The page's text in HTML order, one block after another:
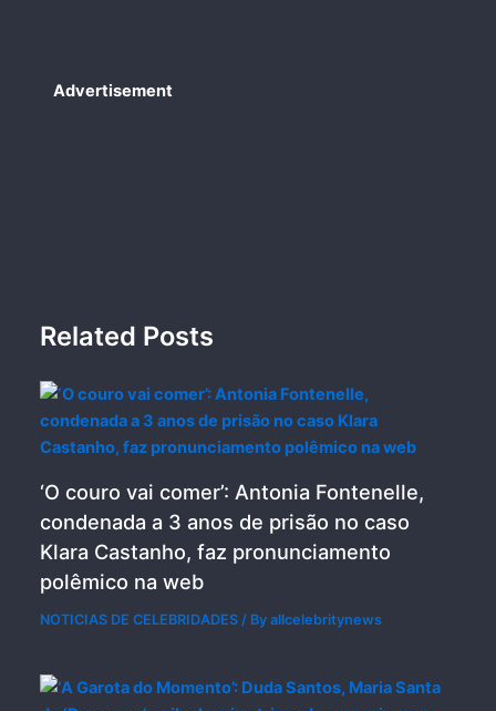
Advertisement
Related Posts
‘O couro vai comer’: Antonia Fontenelle,
condenada a 3 anos de prisão no caso
Klara Castanho, faz pronunciamento
polêmico na web
NOTICIAS DE CELEBRIDADES / Byallcelebritynews